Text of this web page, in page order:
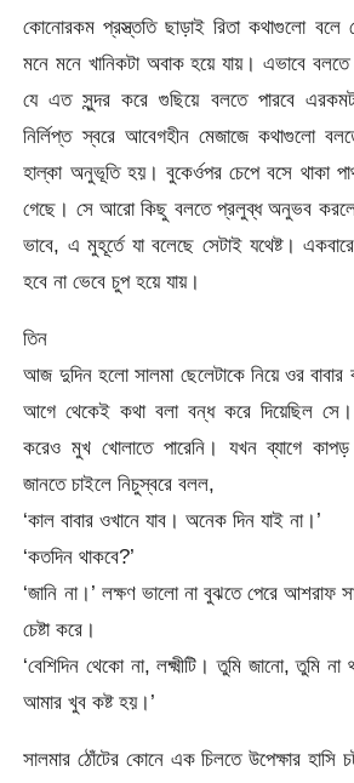
কোনোরকম প্রস্ত্ততি ছাড়াই রিতা কথাগুলো
মনে মনে খানিকটা অবাক হয়ে যায়। এভাবে
যে এত সুন্দর করে গুছিয়ে বলতে পারবে
নির্লিপ্ত স্বরে আবেগহীন মেজাজে কথাগুলো
হাল্কা অনুভূতি হয়। বুকের্ওপর চেপে বসে থাকা
গেছে। সে আরো কিছু বলতে প্রলুব্ধ অনুভব
ভাবে, এ মুহূর্তে যা বলেছে সেটাই যথেষ্ট।
হবে না ভেবে চুপ হয়ে যায়।
তিন
আজ দুদিন হলো সালমা ছেলেটাকে নিয়ে ওর বাবার
আগে থেকেই কথা বলা বন্ধ করে দিয়েছিল সে।
করেও মুখ খোলাতে পারেনি। যখন ব্যাগে
জানতে চাইলে নিচুস্বরে বলল,
‘কাল বাবার ওখানে যাব। অনেক দিন যাই না।’
‘কতদিন থাকবে?’
‘জানি না।’ লক্ষণ ভালো না বুঝতে পেরে আশরাফ
চেষ্টা করে।
‘বেশিদিন থেকো না, লক্ষ্মীটি। তুমি জানো, তুমি
আমার খুব কষ্ট হয়।’
সালমার ঠোঁটের কোনে এক চিলতে উপেক্ষার হাসি